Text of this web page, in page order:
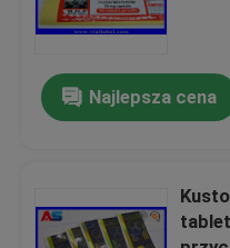
Poprosić o wycenę
Etykiety 10ml Fiolka
Etykiety na małe
Najlepsza cena